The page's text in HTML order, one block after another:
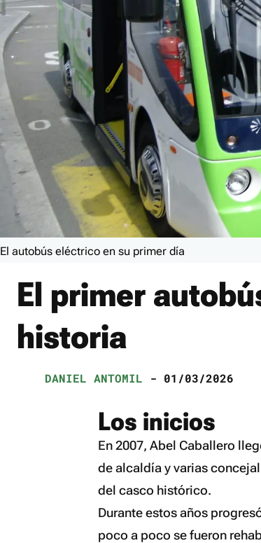
El autobús eléctrico en su primer día
El primer
historia
DANIEL ANTOMIL - 01/03/2026
Los inicios
En 2007, Abel Caballero
de alcaldía y varias
del casco histórico.
Durante estos años
poco a poco se fueron